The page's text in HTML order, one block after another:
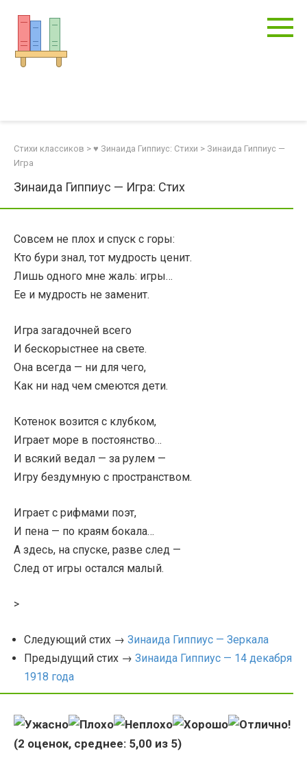
контенту
Стихи классиков > ♥ Зинаида Гиппиус: Стихи > Зинаида Гиппиус —
Игра
Зинаида Гиппиус — Игра: Стих
Совсем не плох и спуск с горы:
Кто бури знал, тот мудрость ценит.
Лишь одного мне жаль: игры…
Ее и мудрость не заменит.
Игра загадочней всего
И бескорыстнее на свете.
Она всегда — ни для чего,
Как ни над чем смеются дети.
Котенок возится с клубком,
Играет море в постоянство…
И всякий ведал — за рулем —
Игру бездумную с пространством.
Играет с рифмами поэт,
И пена — по краям бокала…
А здесь, на спуске, разве след —
След от игры остался малый.
>
Следующий стих → Зинаида Гиппиус — Зеркала
Предыдущий стих → Зинаида Гиппиус — 14 декабря
1918 года
(2 оценок, среднее: 5,00 из 5)